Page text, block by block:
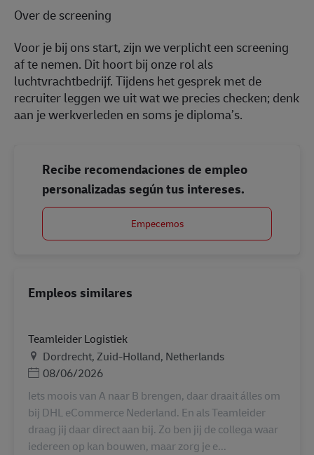
Over de screening
Voor je bij ons start, zijn we verplicht een screening
af te nemen. Dit hoort bij onze rol als
luchtvrachtbedrijf. Tijdens het gesprek met de
recruiter leggen we uit wat we precies checken; denk
aan je werkverleden en soms je diploma’s.
Recibe recomendaciones de empleo
personalizadas según tus intereses.
Empecemos
Empleos similares
Teamleider Logistiek
Ubicación
Dordrecht, Zuid-Holland, Netherlands
Posted Date
08/06/2026
Iets moois van A naar B brengen, daar draait álles om
bij DHL eCommerce Nederland. En als Teamleider
draag jij daar direct aan bij. Zo ben jij de collega waar
iedereen op kan bouwen, maar zorg je e...